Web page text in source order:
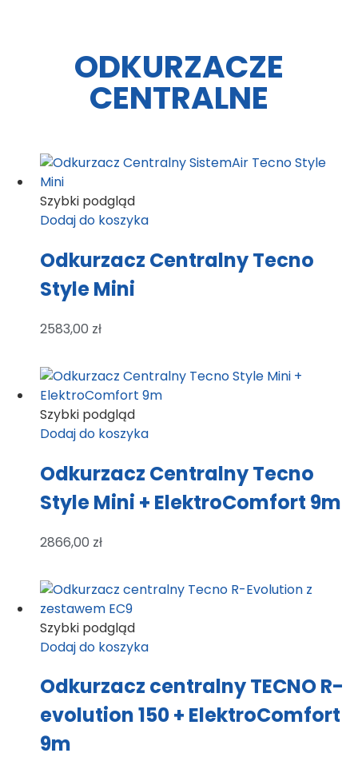
ODKURZACZE
CENTRALNE
Szybki podgląd
Dodaj do koszyka
Odkurzacz Centralny Tecno
Style Mini
2583,00 zł
Szybki podgląd
Dodaj do koszyka
Odkurzacz Centralny Tecno
Style Mini + ElektroComfort 9m
2866,00 zł
Szybki podgląd
Dodaj do koszyka
Odkurzacz centralny TECNO R-
evolution 150 + ElektroComfort
9m